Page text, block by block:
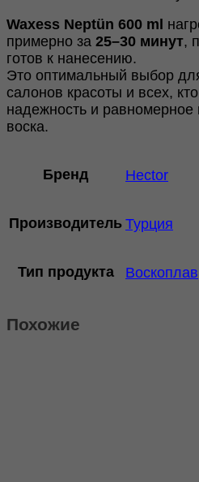
Waxess Neptün 600 ml
примерно за 25–30 минут,
готов к нанесению.
Это оптимальный выбор
салонов красоты и всех,
надежность и равномерное
воска.
Бренд Hector
Производитель Турция
Тип продукта Воскоплав
Похожие